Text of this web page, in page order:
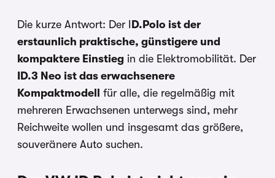
Die kurze Antwort: Der ID.Polo ist der
erstaunlich praktische, günstigere und
kompaktere Einstieg in die Elektromobilität. Der
ID.3 Neo ist das erwachsenere
Kompaktmodell für alle, die regelmäßig mit
mehreren Erwachsenen unterwegs sind, mehr
Reichweite wollen und insgesamt das größere,
souveränere Auto suchen.